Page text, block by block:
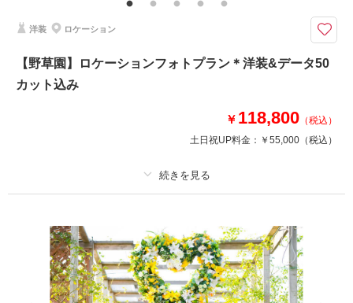
クチュールナオコだから叶う＊上質で豊富なラインナップから選ぶ洋装でフ
ォトウエディング
新郎新婦洋装、ヘアメイク、撮影データ、造花ブーケ込みのプラン。
海の音と自然を感じながらのフォトウェディング！
撮影場所： 七ヶ浜
相談予約する
来店・オンライン
撮影日の空き
を確認する
洋装 ロケーション
【野草園】ロケーションフォトプラン＊洋装&データ50
カット込み
￥ 118,800 （税込）
土日祝UP料金： ￥55,000 （税込）
撮影料 新婦衣装1着 新郎衣装1着
着付け ヘアメイク 小物一式
アルバム データ 50 カット 台紙付写真